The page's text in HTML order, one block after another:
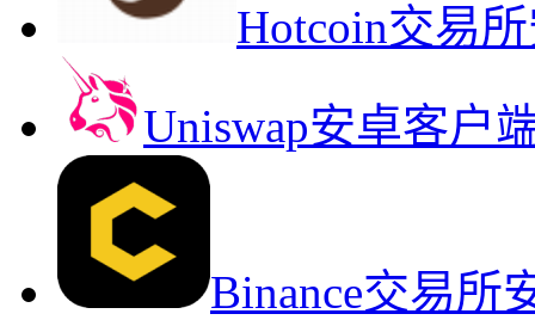
Hotcoin交易
Uniswap安卓客户
Binance交易所